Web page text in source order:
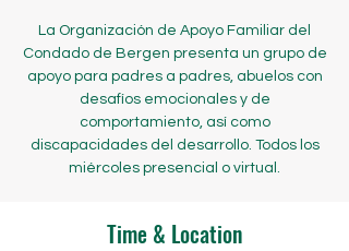
La Organización de Apoyo Familiar del
Condado de Bergen presenta un grupo de
apoyo para padres a padres, abuelos con
desafíos emocionales y de
comportamiento, así como
discapacidades del desarrollo. Todos los
miércoles presencial o virtual.
Time & Location